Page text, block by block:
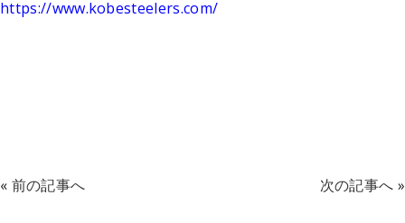
https://www.kobesteelers.com/
« 前の記事へ 次の記事へ »